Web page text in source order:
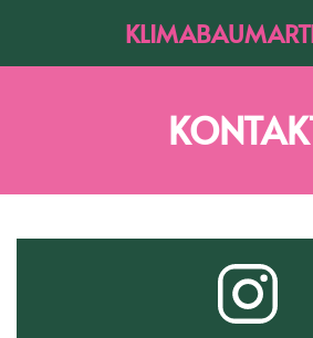
Skip to main content